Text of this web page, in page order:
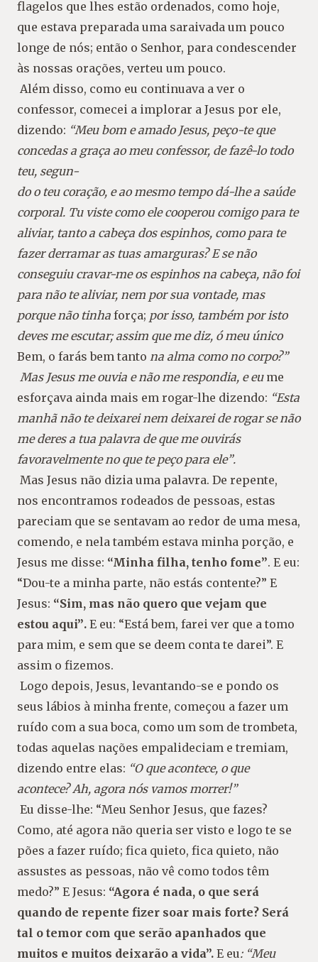
flagelos que lhes estão ordenados, como hoje,
que estava preparada uma saraivada um pouco
longe de nós; então o Senhor, para condescender
às nossas orações, verteu um pouco.
Além disso, como eu continuava a ver o
confessor, comecei a implorar a Jesus por ele,
dizendo: “Meu bom e amado Jesus, peço-te que
concedas a graça ao meu confessor, de fazê-lo todo
teu, segun-
do o teu coração, e ao mesmo tempo dá-lhe a saúde
corporal. Tu viste como ele cooperou comigo para te
aliviar, tanto a cabeça dos espinhos, como para te
fazer derramar as tuas amarguras? E se não
conseguiu cravar-me os espinhos na cabeça, não foi
para não tealiviar, nem por sua vontade, mas
porque não tinha força; por isso, também por isto
deves me escutar; assim que me diz, ó meu único
Bem, o farás bem tanto na alma como no corpo?”
Mas Jesus me ouvia e não me respondia, e eu me
esforçava ainda mais em rogar-lhe dizendo: “Esta
manhã não te deixarei nem deixarei de rogarse não
me deres a tua palavra de que me ouvirás
favoravelmente no que te peço para ele”.
Mas Jesus não dizia uma palavra. De repente,
nos encontramos rodeados de pessoas, estas
pareciam que se sentavam ao redor de uma mesa,
comendo, e nela também estava minha porção, e
Jesus me disse: “Minha filha, tenho fome”. E eu:
“Dou-te a minha parte, não estás contente?” E
Jesus: “Sim, mas não quero que vejam que
estou aqui”. E eu: “Está bem, farei ver que a tomo
para mim, e sem que se deem conta te darei”. E
assim o fizemos.
Logo depois, Jesus, levantando-se e pondo os
seus lábios à minha frente, começou a fazer um
ruído com a sua boca, como um som de trombeta,
todas aquelas nações empalideciam e tremiam,
dizendo entre elas: “O que acontece, o que
acontece?Ah, agora nós vamos morrer!”
Eu disse-lhe: “Meu Senhor Jesus, que fazes?
Como, até agora não queria ser visto e logo te se
pões a fazer ruído; fica quieto, fica quieto, não
assustes as pessoas, não vê como todos têm
medo?” E Jesus: “Agora é nada, o que será
quando de repente fizer soar mais forte? Será
tal o temor com que serão apanhados que
muitos e muitos deixarão a vida”. E eu: “Meu